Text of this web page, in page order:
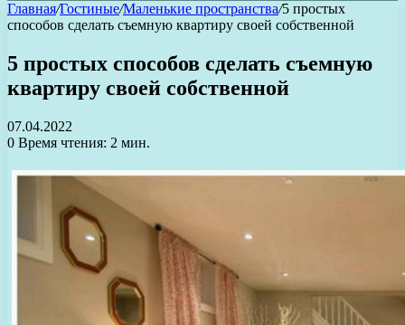
Главная/Гостиные/Маленькие пространства/5 простых
способов сделать съемную квартиру своей собственной
5 простых способов сделать съемную
квартиру своей собственной
07.04.2022
0 Время чтения: 2 мин.